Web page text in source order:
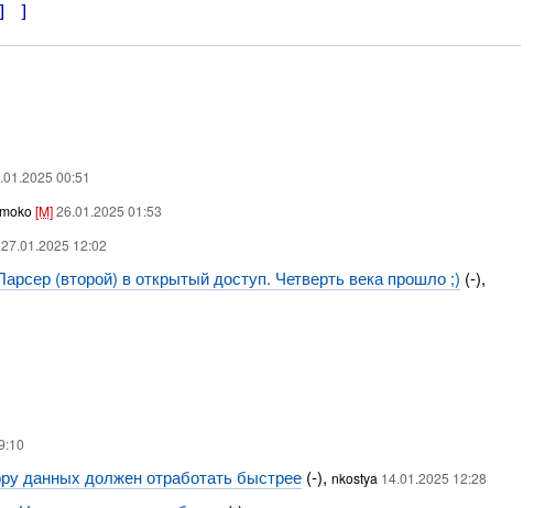
] ]
00:51
moko[M]26.01.2025 01:53
27.01.2025 12:02
(второй) в открытый доступ. Четверть века прошло ;) (-),
данных должен отработать быстрее (-),nkostya 14.01.2025 12:28